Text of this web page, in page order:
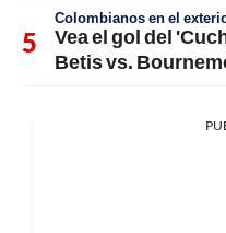
Colombianos en el
Vea el gol del
Betis vs.